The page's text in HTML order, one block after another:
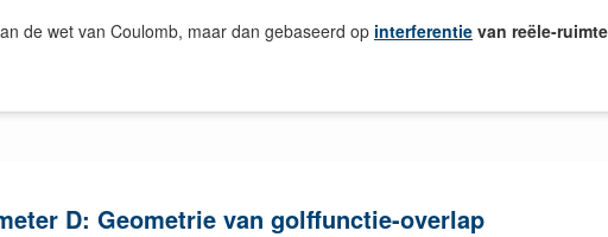
de wet van Coulomb, maar dan gebaseerd op interferentie van reële-
D: Geometrie van golffunctie-overlap